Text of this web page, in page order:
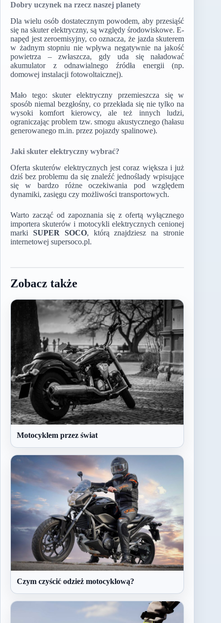
Dobry uczynek na rzecz naszej planety
Dla wielu osób dostatecznym powodem, aby przesiąść
się na skuter elektryczny, są względy środowiskowe. E-
napęd jest zeroemisyjny, co oznacza, że jazda skuterem
w żadnym stopniu nie wpływa negatywnie na jakość
powietrza – zwłaszcza, gdy uda się naładować
akumulator z odnawialnego źródła energii (np.
domowej instalacji fotowoltaicznej).
Mało tego: skuter elektryczny przemieszcza się w
sposób niemal bezgłośny, co przekłada się nie tylko na
wysoki komfort kierowcy, ale też innych ludzi,
ograniczając problem tzw. smogu akustycznego (hałasu
generowanego m.in. przez pojazdy spalinowe).
Jaki skuter elektryczny wybrać?
Oferta skuterów elektrycznych jest coraz większa i już
dziś bez problemu da się znaleźć jednoślady wpisujące
się w bardzo różne oczekiwania pod względem
dynamiki, zasięgu czy możliwości transportowych.
Warto zacząć od zapoznania się z ofertą wyłącznego
importera skuterów i motocykli elektrycznych cenionej
marki SUPER SOCO, którą znajdziesz na stronie
internetowej supersoco.pl.
Zobacz także
Motocyklem przez świat
Czym czyścić odzież motocyklową?